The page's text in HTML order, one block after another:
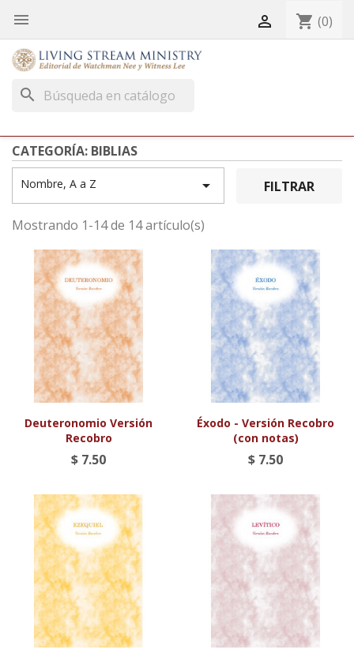
  shopping_cart (0)
search
CATEGORÍA: BIBLIAS
Nombre, A a Z  FILTRAR
Mostrando 1-14 de 14 artículo(s)
Deuteronomio Versión
Recobro
$ 7.50
Éxodo - Versión Recobro
(con notas)
$ 7.50